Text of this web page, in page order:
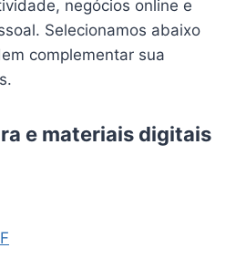
negócios online e
Selecionamos abaixo
complementar sua
e materiais digitais